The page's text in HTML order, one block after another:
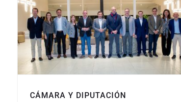
CÁMARA Y DIPUTACIÓN